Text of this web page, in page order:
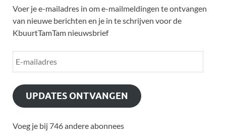
Voer je e-mailadres in om e-mailmeldingen te ontvangen
van nieuwe berichten en je in te schrijven voor de
KbuurtTamTam nieuwsbrief
UPDATES ONTVANGEN
Voeg je bij 746 andere abonnees